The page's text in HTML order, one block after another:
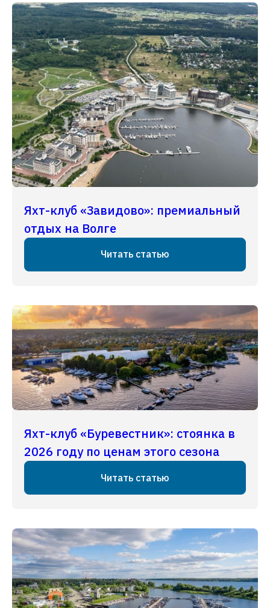
Яхт-клуб «Завидово»: премиальный
отдых на Волге
Читать статью
Яхт-клуб «Буревестник»: стоянка в
2026 году по ценам этого сезона
Читать статью